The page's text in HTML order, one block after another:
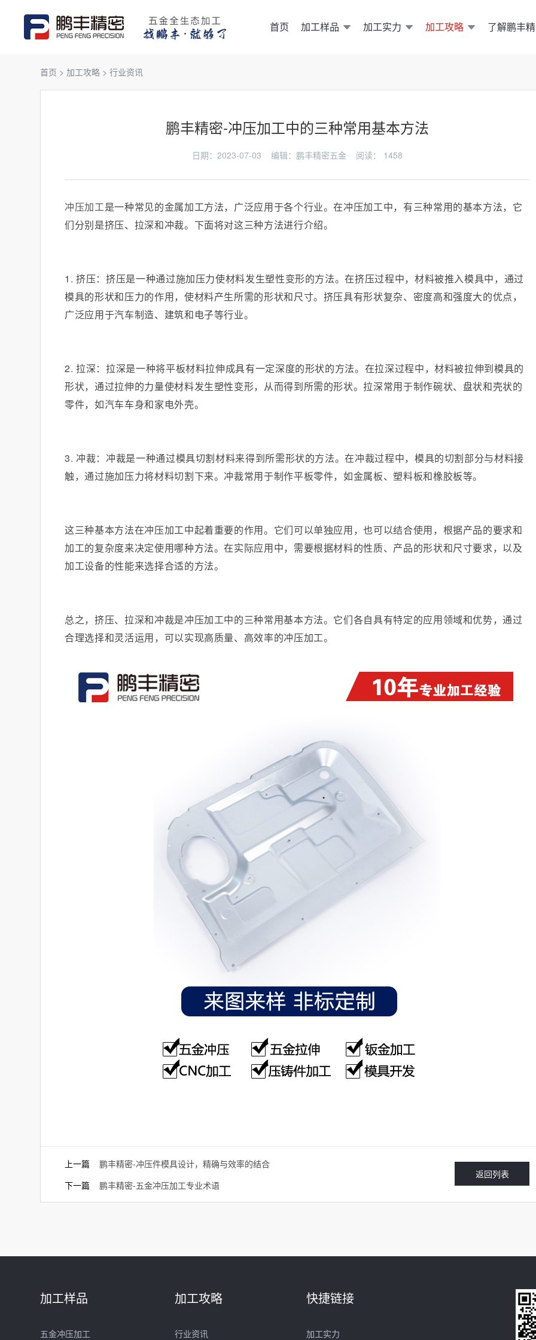
首页 加工样品 加工实力 加工攻略 了解鹏丰
首页 >加工攻略 >行业资讯
鹏丰精密-冲压加工中的三种常用基本方法
日期：2023-07-03 编辑：鹏丰精密五金 阅读： 1458
冲压加工是一种常见的金属加工方法，广泛应用于各个行业。在冲压加工中，有三种常用的基本方法，它
们分别是挤压、拉深和冲裁。下面将对这三种方法进行介绍。
1. 挤压：挤压是一种通过施加压力使材料发生塑性变形的方法。在挤压过程中，材料被推入模具中，通过
模具的形状和压力的作用，使材料产生所需的形状和尺寸。挤压具有形状复杂、密度高和强度大的优点，
广泛应用于汽车制造、建筑和电子等行业。
2. 拉深：拉深是一种将平板材料拉伸成具有一定深度的形状的方法。在拉深过程中，材料被拉伸到模具的
形状，通过拉伸的力量使材料发生塑性变形，从而得到所需的形状。拉深常用于制作碗状、盘状和壳状的
零件，如汽车车身和家电外壳。
3. 冲裁：冲裁是一种通过模具切割材料来得到所需形状的方法。在冲裁过程中，模具的切割部分与材料接
触，通过施加压力将材料切割下来。冲裁常用于制作平板零件，如金属板、塑料板和橡胶板等。
这三种基本方法在冲压加工中起着重要的作用。它们可以单独应用，也可以结合使用，根据产品的要求和
加工的复杂度来决定使用哪种方法。在实际应用中，需要根据材料的性质、产品的形状和尺寸要求，以及
加工设备的性能来选择合适的方法。
总之，挤压、拉深和冲裁是冲压加工中的三种常用基本方法。它们各自具有特定的应用领域和优势，通过
合理选择和灵活运用，可以实现高质量、高效率的冲压加工。
返回列表
上一篇鹏丰精密-冲压件模具设计，精确与效率的结合
下一篇鹏丰精密-五金冲压加工专业术语
加工样品
五金冲压加工
加工攻略
行业资讯
快捷链接
加工实力